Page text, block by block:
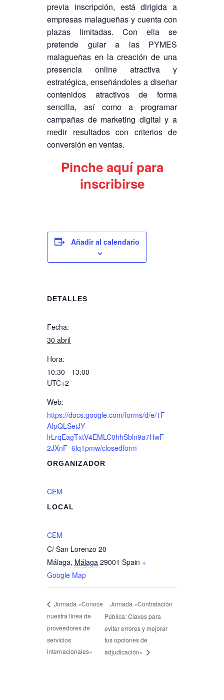
previa inscripción, está dirigida a
empresas malagueñas y cuenta con
plazas limitadas. Con ella se
pretende guiar a las PYMES
malagueñas en la creación de una
presencia online atractiva y
estratégica, enseñándoles a diseñar
contenidos atractivos de forma
sencilla, así como a programar
campañas de marketing digital y a
medir resultados con criterios de
conversión en ventas.
Pinche aquí para
inscribirse
Añadir al calendario
DETALLES
Fecha:
30 abril
Hora:
10:30 - 13:00
UTC+2
Web:
https://docs.google.com/forms/d/e/1F
AIpQLSeiJY-
lrLrqEagTxtV4EMLC0hhSbln9a7HwF
2JXnF_6lq1pmw/closedform
LOCAL
CEM
C/ San Lorenzo 20
Málaga, Málaga 29001 Spain +
Google Map
ORGANIZADOR
CEM
Jornada «Conoce
nuestra línea de
proveedores de
servicios
internacionales»
Jornada «Contratación
Pública: Claves para
evitar errores y mejorar
tus opciones de
adjudicación»